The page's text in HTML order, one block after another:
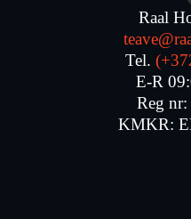
Raal
Tel.
E-R
Reg nr:
KMKR: